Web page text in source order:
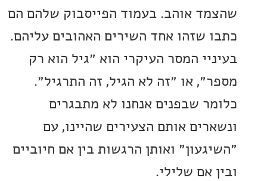
אוהב. בעמוד הפייסבוק שלהם הם
שזהו אחד השירים האהובים עליהם.
המסר העיקרי הוא ״גיל הוא רק
או ״זה לא הגיל, זה התרגיל״.
שבפנים אנחנו לא מתבגרים
אותם הצעירים שהיינו, עם
ואותן הרגשות בין אם חיוביים
אם שלילי.